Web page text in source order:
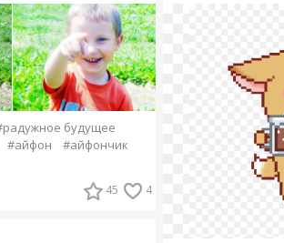
будущее
#айфон
#айфончик
45 4